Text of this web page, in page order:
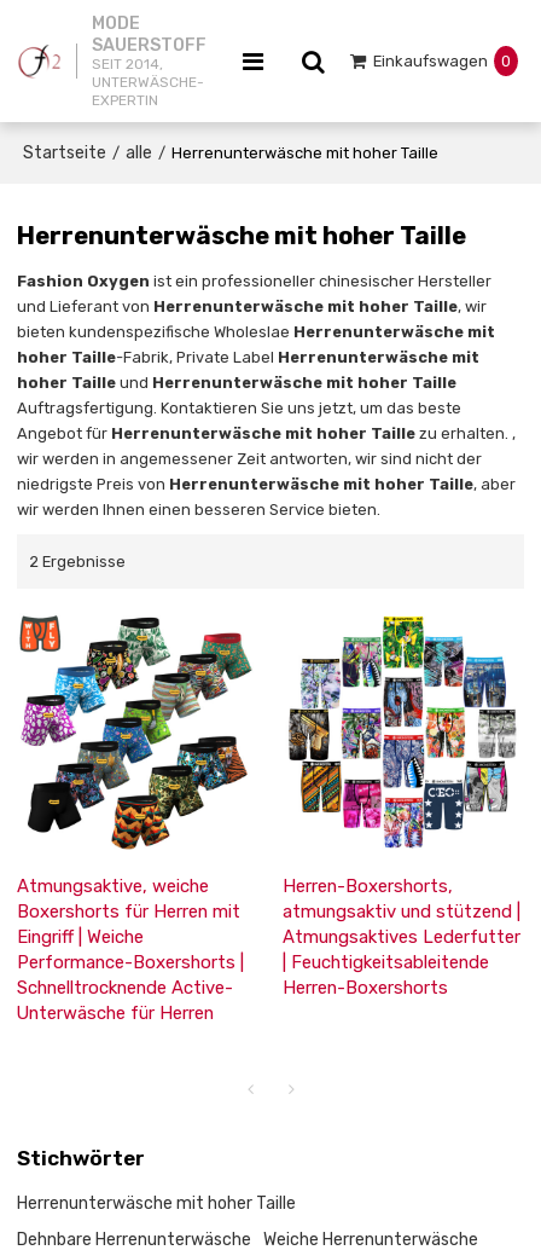
MODE
SAUERSTOFF
SEIT 2014,
UNTERWÄSCHE-
EXPERTIN
Einkaufswagen 0
Startseite / alle / Herrenunterwäsche mit hoher Taille
Herrenunterwäsche mit hoher Taille
Fashion Oxygen ist ein professioneller chinesischer Hersteller
und Lieferant von Herrenunterwäsche mit hoher Taille, wir
bieten kundenspezifische Wholeslae Herrenunterwäsche mit
hoher Taille-Fabrik, Private Label Herrenunterwäsche mit
hoher Taille und Herrenunterwäsche mit hoher Taille
Auftragsfertigung. Kontaktieren Sie uns jetzt, um das beste
Angebot für Herrenunterwäsche mit hoher Taille zu erhalten. ,
wir werden in angemessener Zeit antworten, wir sind nicht der
niedrigste Preis von Herrenunterwäsche mit hoher Taille, aber
wir werden Ihnen einen besseren Service bieten.
2 Ergebnisse
Atmungsaktive, weiche
Boxershorts für Herren mit
Eingriff | Weiche
Performance-Boxershorts |
Schnelltrocknende Active-
Unterwäsche für Herren
Herren-Boxershorts,
atmungsaktiv und stützend |
Atmungsaktives Lederfutter
| Feuchtigkeitsableitende
Herren-Boxershorts
Stichwörter
Herrenunterwäsche mit hoher Taille
Dehnbare Herrenunterwäsche
Weiche Herrenunterwäsche